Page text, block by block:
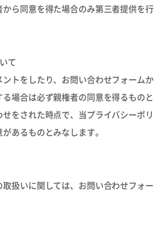
ら同意を得た場合のみ第三者提供を行
て
トをしたり、お問い合わせフォームか
場合は必ず親権者の同意を得るものと
をされた時点で、当プライバシーポリ
あるものとみなします。
扱いに関しては、お問い合わせフォー